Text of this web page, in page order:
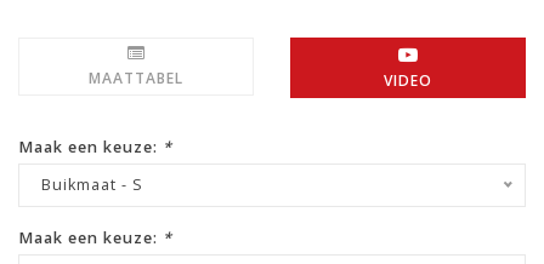
MAATTABEL VIDEO
Maak een keuze: *
Buikmaat - S
Maak een keuze: *